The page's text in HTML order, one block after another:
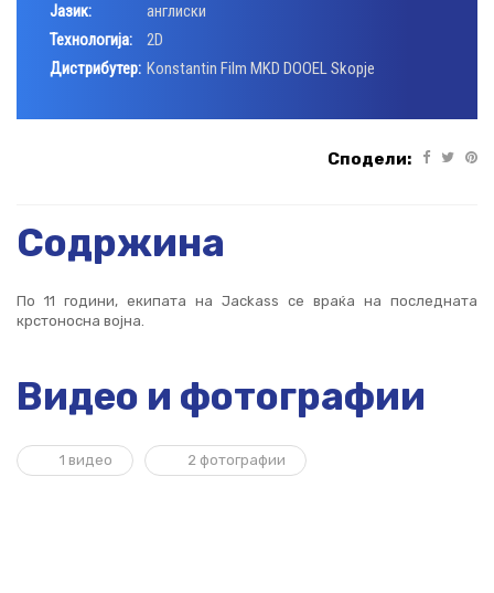
Јазик:
англиски
Технологија:
2D
Дистрибутер: Konstantin Film MKD DOOEL Skopje
Сподели:
Содржина
По 11 години, екипата на Jackass се враќа на последната
крстоносна војна.
Видео и фотографии
1 видео 2 фотографии